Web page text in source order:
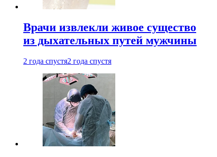
Врачи извлекли живое существо
из дыхательных путей мужчины
2 года спустя2 года спустя